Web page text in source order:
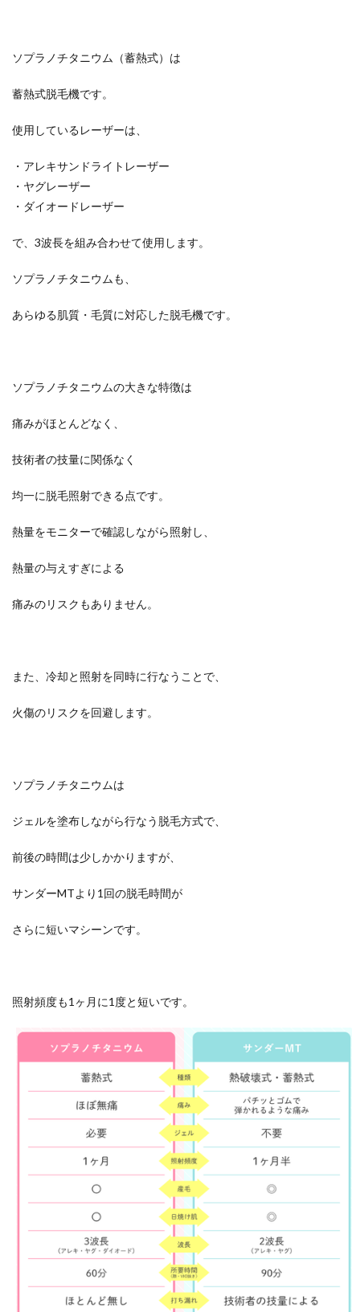
ソプラノチタニウム（蓄熱式）は
蓄熱式脱毛機です。
使用しているレーザーは、
・アレキサンドライトレーザー
・ヤグレーザー
・ダイオードレーザー
で、3波長を組み合わせて使用します。
ソプラノチタニウムも、
あらゆる肌質・毛質に対応した脱毛機です。
ソプラノチタニウムの大きな特徴は
痛みがほとんどなく、
技術者の技量に関係なく
均一に脱毛照射できる点です。
熱量をモニターで確認しながら照射し、
熱量の与えすぎによる
痛みのリスクもありません。
また、冷却と照射を同時に行なうことで、
火傷のリスクを回避します。
ソプラノチタニウムは
ジェルを塗布しながら行なう脱毛方式で、
前後の時間は少しかかりますが、
サンダーMTより1回の脱毛時間が
さらに短いマシーンです。
照射頻度も1ヶ月に1度と短いです。